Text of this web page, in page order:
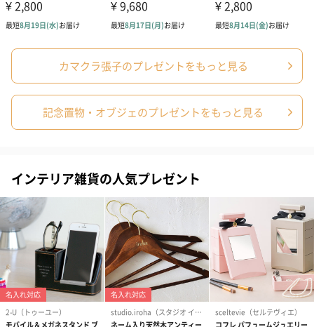
写真付きメッセージカ
写真付きメッセージカ
【誕生日】
生花
生花のブーケを同梱します。
※9-15時にご注文いただく場合、最短のお届け可能日が通常より
も1日遅くなります。
カマクラ張子のプレゼントをもっと見る
記念置物・オブジェのプレゼントをもっと見る
インテリア雑貨の人気プレゼント